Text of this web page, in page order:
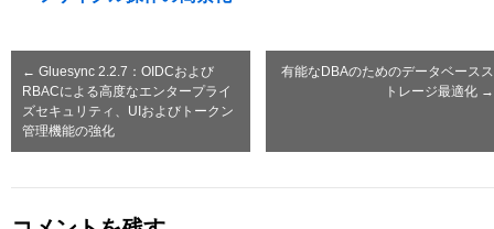
← Gluesync 2.2.7：OIDCおよび
RBACによる高度なエンタープライ
ズセキュリティ、UIおよびトークン
管理機能の強化
有能なDBAのためのデータベースス
トレージ最適化 →